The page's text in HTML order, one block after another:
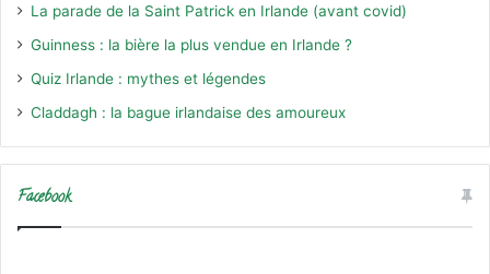
La parade de la Saint Patrick en Irlande (avant covid)
Guinness : la bière la plus vendue en Irlande ?
Quiz Irlande : mythes et légendes
Claddagh : la bague irlandaise des amoureux
Facebook